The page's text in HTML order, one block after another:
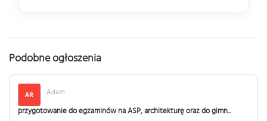
Podobne ogłoszenia
Adam
przygotowanie do egzaminów na ASP, architekturę oraz do gimn...